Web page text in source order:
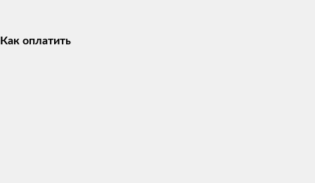
Как оплатить